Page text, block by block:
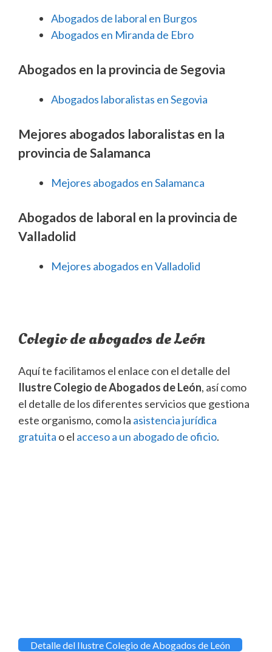
Abogados de laboral en Burgos
Abogados en Miranda de Ebro
Abogados en la provincia de Segovia
Abogados laboralistas en Segovia
Mejores abogados laboralistas en la
provincia de Salamanca
Mejores abogados en Salamanca
Abogados de laboral en la provincia de
Valladolid
Mejores abogados en Valladolid
Colegio de abogados de León
Aquí te facilitamos el enlace con el detalle del
Ilustre Colegio de Abogados de León, así como
el detalle de los diferentes servicios que gestiona
este organismo, como la asistencia jurídica
gratuita o el acceso a un abogado de oficio.
Detalle del Ilustre Colegio de Abogados de León